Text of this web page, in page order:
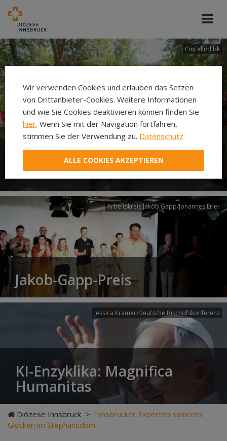
Cincelli/dibk
Neuer Pilgerweg Via
Laudato si’
Arbeitskreis Jakob Gapp/Johannes Erler
Jakob-Gapp-Preis
Jessica Krämer/Deutsche Bischofskonferenz
KI-Enzyklika: Magnifica
Humanitas
Diözese Innsbruck > Innsbrucker Experten sanieren
Glocken im Stephansdom
Wir verwenden Cookies und erlauben das Setzen
von Drittanbieter-Cookies. Weitere Informationen
und wie Sie Cookies deaktivieren können finden Sie
hier. Wenn Sie mit der Navigation fortfahren,
stimmen Sie der Verwendung zu. Datenschutz
ALLE COOKIES AKZEPTIEREN